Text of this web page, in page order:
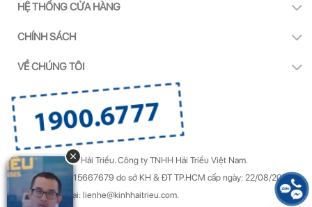
HỆ THỐNG CỬA HÀNG
CHÍNH SÁCH
VỀ CHÚNG TÔI
Copyright by Kính Hải Triều. Công ty TNHH Hải Triều Việt Nam.
GPDKKD Số: 0315667679 do sở KH & ĐT TP.HCM cấp ngày: 22/08/2022.
Góp ý & Khiếu nại: lienhe@kinhhaitrieu.com.